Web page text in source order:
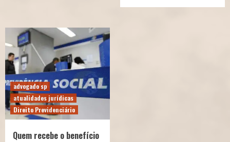
advogado sp
atualidades jurídicas
Direito Previdenciário
Quem recebe o benefício